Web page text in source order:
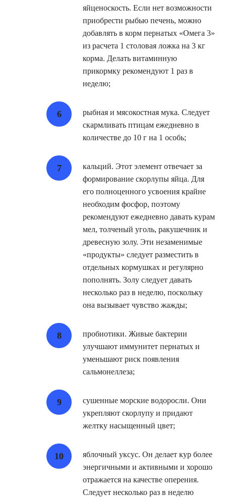
яйценоскость. Если нет возможности
приобрести рыбью печень, можно
добавлять в корм пернатых «Омега 3»
из расчета 1 столовая ложка на 3 кг
корма. Делать витаминную
прикормку рекомендуют 1 раз в
неделю;
рыбная и мясокостная мука. Следует
скармливать птицам ежедневно в
количестве до 10 г на 1 особь;
кальций. Этот элемент отвечает за
формирование скорлупы яйца. Для
его полноценного усвоения крайне
необходим фосфор, поэтому
рекомендуют ежедневно давать курам
мел, толченый уголь, ракушечник и
древесную золу. Эти незаменимые
«продукты» следует разместить в
отдельных кормушках и регулярно
пополнять. Золу следует давать
несколько раз в неделю, поскольку
она вызывает чувство жажды;
пробиотики. Живые бактерии
улучшают иммунитет пернатых и
уменьшают риск появления
сальмонеллеза;
сушенные морские водоросли. Они
укрепляют скорлупу и придают
желтку насыщенный цвет;
яблочный уксус. Он делает кур более
энергичными и активными и хорошо
отражается на качестве оперения.
Следует несколько раз в неделю